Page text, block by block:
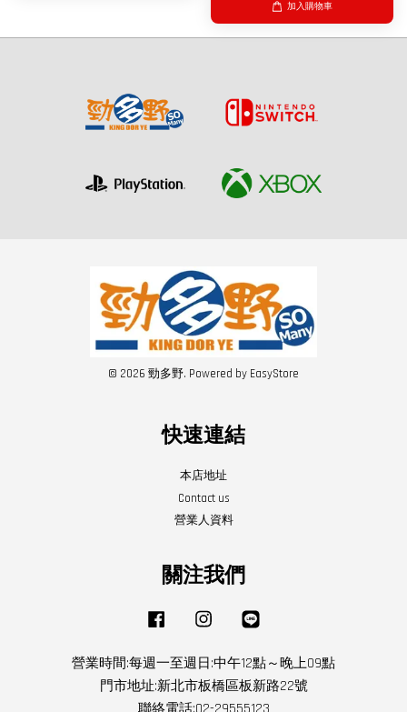
加入購物車
© 2026 勁多野. Powered by EasyStore
快速連結
本店地址
Contact us
營業人資料
關注我們
Facebook Instagram
營業時間:每週一至週日:中午12點～晚上09點
門市地址:新北市板橋區板新路22號